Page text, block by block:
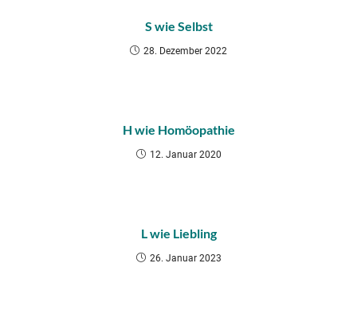
S wie Selbst
28. Dezember 2022
H wie Homöopathie
12. Januar 2020
L wie Liebling
26. Januar 2023